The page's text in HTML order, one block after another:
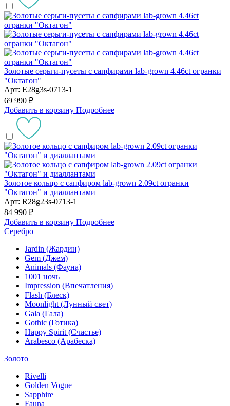
Золотые серьги-пусеты с сапфирами lab-grown 4.46ct огранки
"Октагон"
Арт: E28g3s-0713-1
69 990 ₽
Добавить в корзину Подробнее
Золотое кольцо с сапфиром lab-grown 2.09ct огранки
"Октагон" и диаллантами
Арт: R28g23s-0713-1
84 990 ₽
Добавить в корзину Подробнее
Серебро
Jardin (Жардин)
Gem (Джем)
Animals (Фауна)
1001 ночь
Impression (Впечатления)
Flash (Блеск)
Moonlight (Лунный свет)
Gala (Гала)
Gothic (Готика)
Happy Spirit (Счастье)
Arabesco (Арабеска)
Золото
Rivelli
Golden Vogue
Sapphire
Fauna